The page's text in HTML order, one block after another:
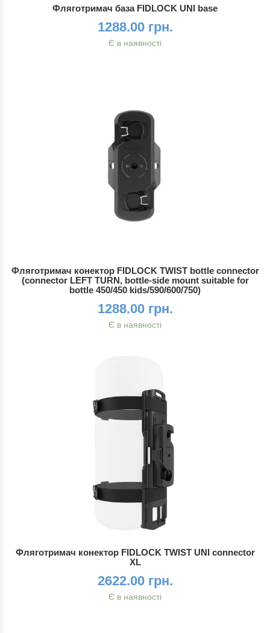
Фляготримач база FIDLOCK UNI base
1288.00 грн.
Є в наявності
Фляготримач конектор FIDLOCK TWIST bottle connector
(connector LEFT TURN, bottle-side mount suitable for
bottle 450/450 kids/590/600/750)
1288.00 грн.
Є в наявності
Фляготримач конектор FIDLOCK TWIST UNI connector
XL
2622.00 грн.
Є в наявності